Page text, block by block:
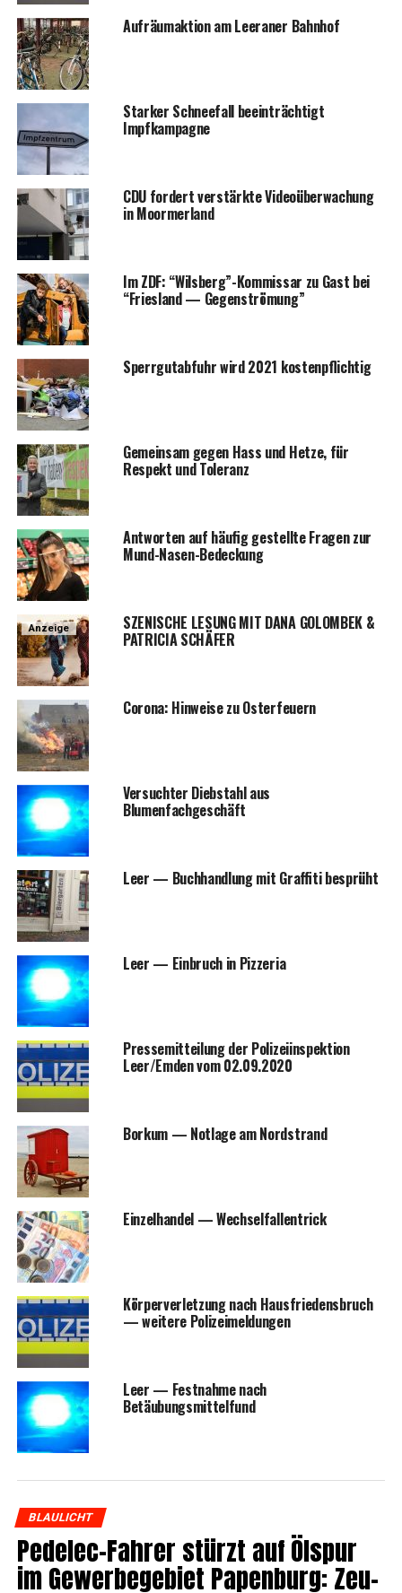
Auf­räum­ak­ti­on am Leera­ner Bahnhof
Star­ker Schnee­fall beein­träch­tigt
Impfkampagne
CDU for­dert ver­stärk­te Video­über­wa­chung
in Moormerland
Im ZDF: “Wilsberg”-Kommissar zu Gast bei
“Fries­land — Gegenströmung”
Sperr­gut­ab­fuhr wird 2021 kostenpflichtig
Gemein­sam gegen Hass und Het­ze, für
Respekt und Toleranz
Ant­wor­ten auf häu­fig gestell­te Fra­gen zur
Mund-Nasen-Bedeckung
Anzeige SZENISCHE LESUNG MIT DANA GOLOMBEK &
PATRICIA SCHÄFER
Coro­na: Hin­wei­se zu Osterfeuern
Ver­such­ter Dieb­stahl aus
Blumenfachgeschäft
Leer — Buch­hand­lung mit Graf­fi­ti besprüht
Leer — Ein­bruch in Pizzeria
Pres­se­mit­tei­lung der Poli­zei­in­spek­ti­on
Leer/Emden vom 02.09.2020
Bor­kum — Not­la­ge am Nordstrand
Ein­zel­han­del — Wechselfallentrick
Kör­per­ver­let­zung nach Haus­frie­dens­bruch
— wei­te­re Polizeimeldungen
Leer — Fest­nah­me nach
Betäubungsmittelfund
BLAULICHT
Pedelec-Fah­rer stürzt auf Ölspur
im Gewer­be­ge­biet Papen­burg: Zeu­